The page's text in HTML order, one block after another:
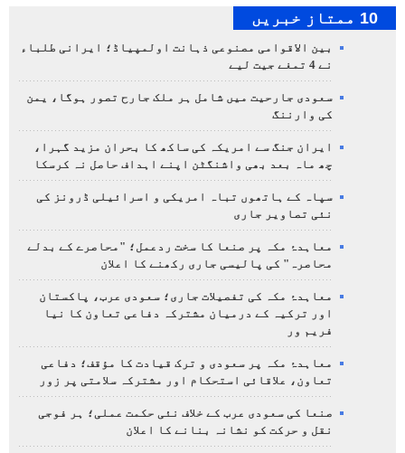
10 ممتاز خبریں
بین الاقوامی مصنوعی ذہانت اولمپیاڈ؛ ایرانی طلباء
نے 4 تمغے جیت لیے
سعودی جارحیت میں شامل ہر ملک جارح تصور ہوگا، یمن
کی وارننگ
ایران جنگ سے امریکہ کی ساکھ کا بحران مزید گہرا،
چھ ماہ بعد بھی واشنگٹن اپنے اہداف حاصل نہ کرسکا
سپاہ کے ہاتھوں تباہ امریکی و اسرائیلی ڈرونز کی
نئی تصاویر جاری
معاہدۂ مکہ پر صنعا کا سخت ردعمل؛ "محاصرے کے بدلے
محاصرہ" کی پالیسی جاری رکھنے کا اعلان
معاہدۂ مکہ کی تفصیلات جاری؛ سعودی عرب، پاکستان
اور ترکیہ کے درمیان مشترکہ دفاعی تعاون کا نیا
فریم ور
معاہدۂ مکہ پر سعودی و ترک قیادت کا مؤقف؛ دفاعی
تعاون، علاقائی استحکام اور مشترکہ سلامتی پر زور
صنعا کی سعودی عرب کے خلاف نئی حکمت عملی؛ ہر فوجی
نقل و حرکت کو نشانہ بنانے کا اعلان